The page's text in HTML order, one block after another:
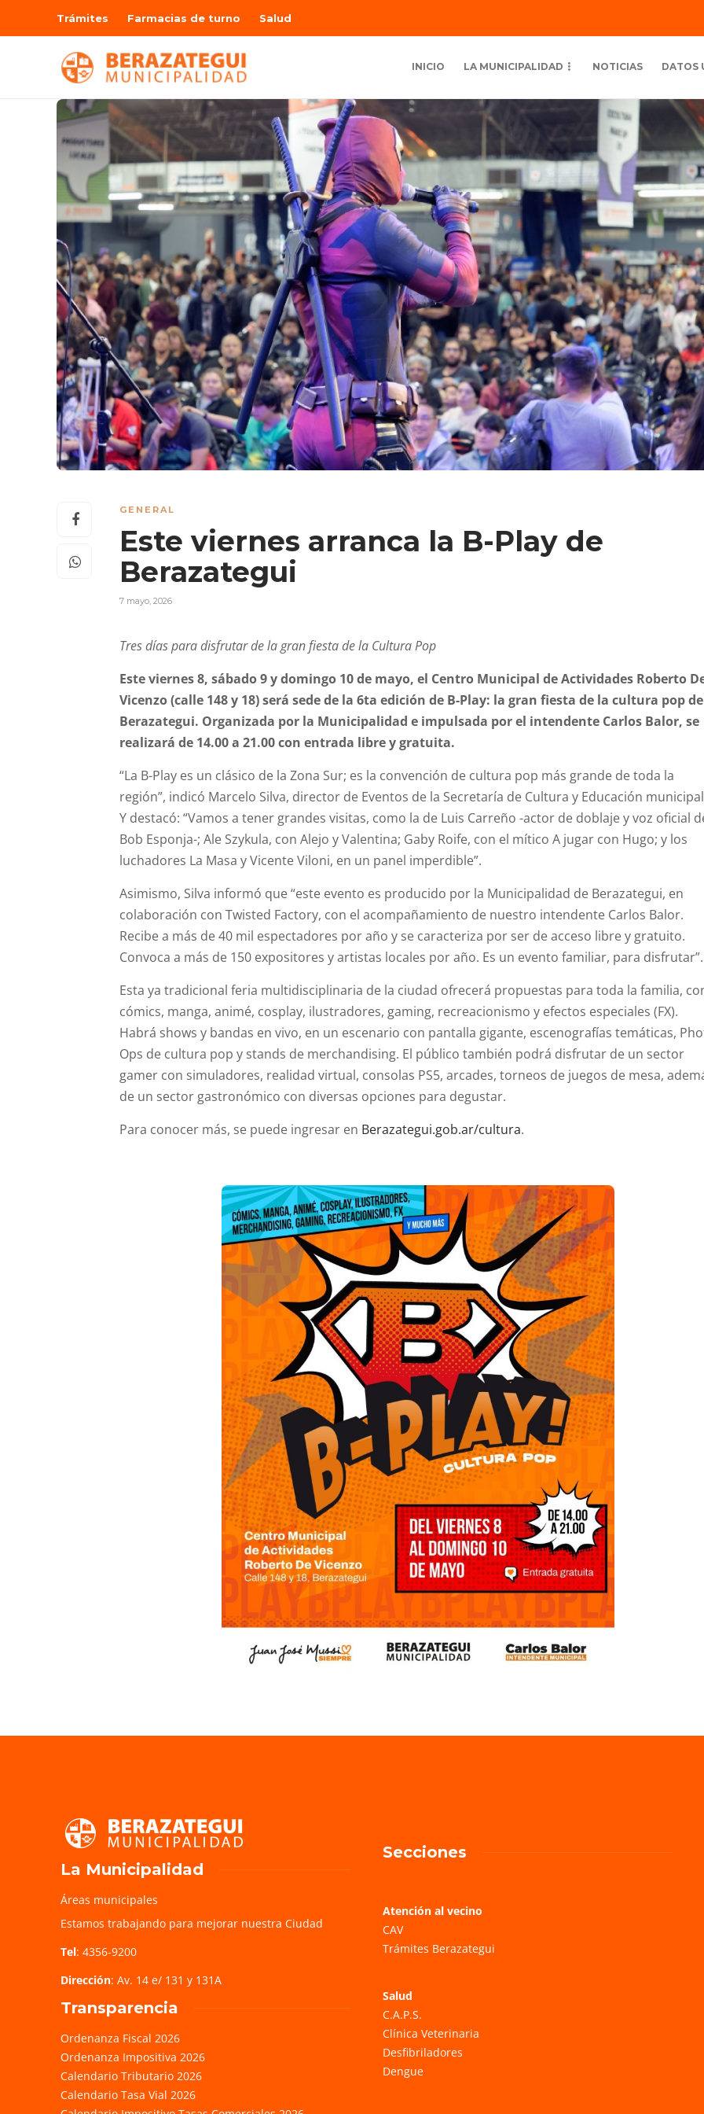
Trámites Farmacias de turno Salud
INICIO LA MUNICIPALIDAD NOTICIAS DATOS
GENERAL
Este viernes arranca la B-Play de
Berazategui
7 mayo, 2026
Tres días para disfrutar de la gran fiesta de la Cultura Pop
Este viernes 8, sábado 9 y domingo 10 de mayo, el Centro Municipal de Actividades Roberto
Vicenzo (calle 148 y 18) será sede de la 6ta edición de B-Play: la gran fiesta de la cultura pop de
Berazategui. Organizada por la Municipalidad e impulsada por el intendente Carlos Balor, se
realizará de 14.00 a 21.00 con entrada libre y gratuita.
“La B-Play es un clásico de la Zona Sur; es la convención de cultura pop más grande de toda la
región”, indicó Marcelo Silva, director de Eventos de la Secretaría de Cultura y Educación
Y destacó: “Vamos a tener grandes visitas, como la de Luis Carreño -actor de doblaje y voz oficial
Bob Esponja-; Ale Szykula, con Alejo y Valentina; Gaby Roife, con el mítico A jugar con Hugo; y los
luchadores La Masa y Vicente Viloni, en un panel imperdible”.
Asimismo, Silva informó que “este evento es producido por la Municipalidad de Berazategui, en
colaboración con Twisted Factory, con el acompañamiento de nuestro intendente Carlos Balor.
Recibe a más de 40 mil espectadores por año y se caracteriza por ser de acceso libre y gratuito.
Convoca a más de 150 expositores y artistas locales por año. Es un evento familiar, para disfrutar”.
Esta ya tradicional feria multidisciplinaria de la ciudad ofrecerá propuestas para toda la familia,
cómics, manga, animé, cosplay, ilustradores, gaming, recreacionismo y efectos especiales (FX).
Habrá shows y bandas en vivo, en un escenario con pantalla gigante, escenografías temáticas,
Ops de cultura pop y stands de merchandising. El público también podrá disfrutar de un sector
gamer con simuladores, realidad virtual, consolas PS5, arcades, torneos de juegos de mesa,
de un sector gastronómico con diversas opciones para degustar.
Para conocer más, se puede ingresar en Berazategui.gob.ar/cultura.
La Municipalidad
Áreas municipales
Estamos trabajando para mejorar nuestra Ciudad
Tel: 4356-9200
Dirección: Av. 14 e/ 131 y 131A
Transparencia
Ordenanza Fiscal 2026
Ordenanza Impositiva 2026
Calendario Tributario 2026
Calendario Tasa Vial 2026
Secciones
Atención al vecino
CAV
Trámites Berazategui
Salud
C.A.P.S.
Clínica Veterinaria
Desfibriladores
Dengue